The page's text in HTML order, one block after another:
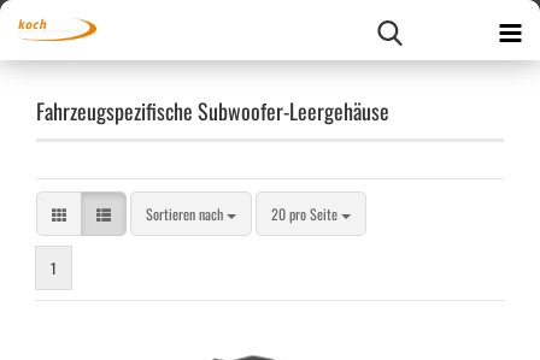
Fahrzeugspezifische Subwoofer-Leergehäuse
Sortieren nach
Sortieren nach 20 pro Seite
pro Seite
1